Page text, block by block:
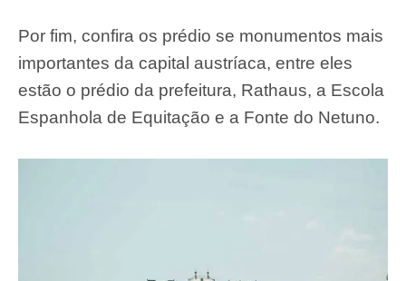
Por fim, confira os prédio se monumentos mais
importantes da capital austríaca, entre eles
estão o prédio da prefeitura, Rathaus, a Escola
Espanhola de Equitação e a Fonte do Netuno.